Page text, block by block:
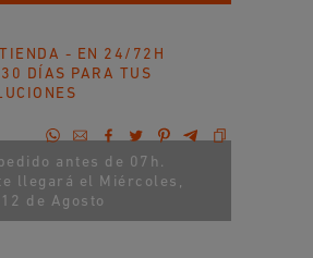
- EN 24/72H
DÍAS PARA TUS
antes de 07h.
llegará el Miércoles,
12 de Agosto